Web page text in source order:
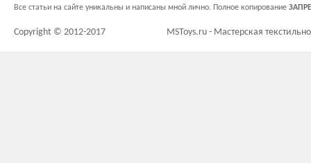
Все статьи на сайте уникальны и написаны мной лично. Полное копирование
MSToys.ru - Мастерская
Copyright © 2012-2017